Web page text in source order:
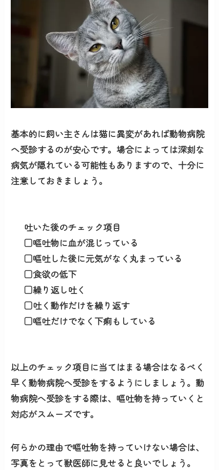
基本的に飼い主さんは猫に異変があれば動物病院
へ受診するのが安心です。場合によっては深刻な
病気が隠れている可能性もありますので、十分に
注意しておきましょう。
吐いた後のチェック項目
□嘔吐物に血が混じっている
□嘔吐した後に元気がなく丸まっている
□食欲の低下
□繰り返し吐く
□吐く動作だけを繰り返す
□嘔吐だけでなく下痢もしている
以上のチェック項目に当てはまる場合はなるべく
早く動物病院へ受診をするようにしましょう。動
物病院へ受診をする際は、嘔吐物を持っていくと
対応がスムーズです。
何らかの理由で嘔吐物を持っていけない場合は、
写真をとって獣医師に見せると良いでしょう。